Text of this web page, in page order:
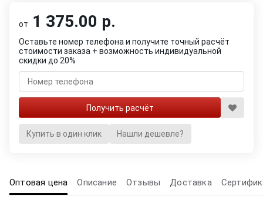
от 1 375.00 р.
Оставьте номер телефона и получите точный расчёт
стоимости заказа + возможность индивидуальной
скидки до 20%
Купить в один клик Нашли дешевле?
Оптовая цена Описание Отзывы Доставка